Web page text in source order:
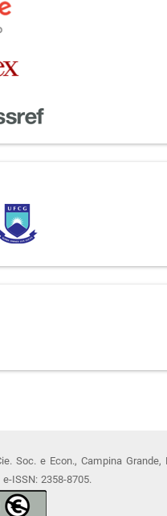
Soc. e Econ., Campina Grande,
ISSN: 2358-8705.